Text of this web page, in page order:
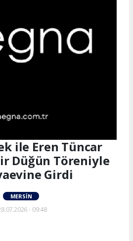
ile Eren Tüncar
Düğün Töreniyle
Girdi
MERSIN
- 09:48